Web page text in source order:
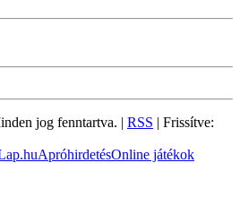
jog fenntartva. | RSS | Frissítve:
ApróhirdetésOnline játékok